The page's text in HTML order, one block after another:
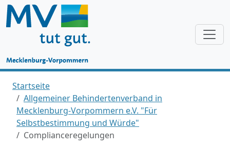
Startseite
Allgemeiner Behindertenverband in
Mecklenburg-Vorpommern e.V. "Für
Selbstbestimmung und Würde"
Complianceregelungen